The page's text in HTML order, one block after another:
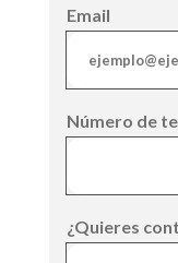
Email
Número de
¿Quieres